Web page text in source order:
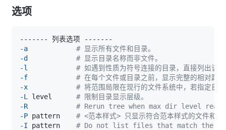
选项
-a
# 显示所有文件和目录。
-d
# 显示目录名称而非文件。
-l
# 如遇到性质为符号连接的目录，直接列出该
-f
# 在每个文件或目录之前，显示完整的相对路
-x
# 将范围局限在现行的文件系统中，若指定目
-L
level # 限制目录显示层级。
-R
# Rerun tree when max dir level
-P pattern # <范本样式> 只显示符合范本样式的文件和目
-I pattern # Do not list files that match the